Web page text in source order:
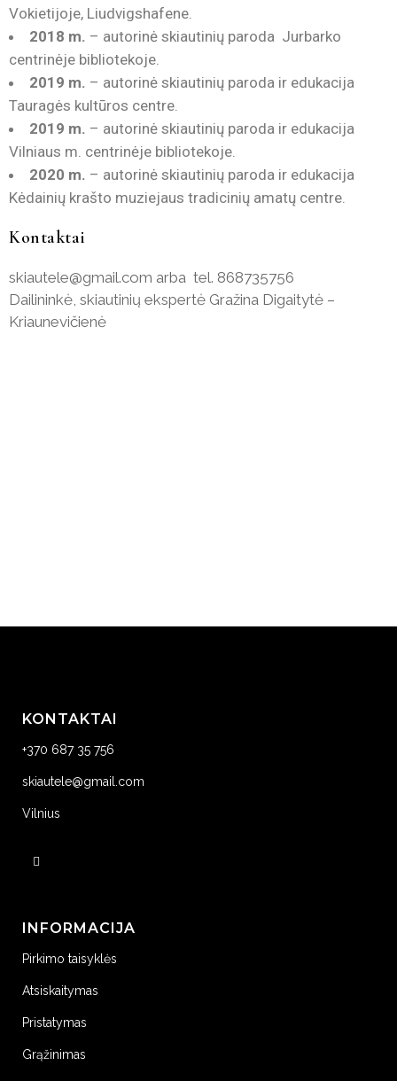
Vokietijoje, Liudvigshafene.
2018 m. – autorinė skiautinių paroda Jurbarko
centrinėje bibliotekoje.
2019 m. – autorinė skiautinių paroda ir edukacija
Tauragės kultūros centre.
2019 m. – autorinė skiautinių paroda ir edukacija
Vilniaus m. centrinėje bibliotekoje.
2020 m. – autorinė skiautinių paroda ir edukacija
Kėdainių krašto muziejaus tradicinių amatų centre.
Kontaktai
skiautele@gmail.com arba tel. 868735756
Dailininkė, skiautinių ekspertė Gražina Digaitytė –
Kriaunevičienė
KONTAKTAI
+370 687 35 756
skiautele@gmail.com
Vilnius
INFORMACIJA
Pirkimo taisyklės
Atsiskaitymas
Pristatymas
Grąžinimas